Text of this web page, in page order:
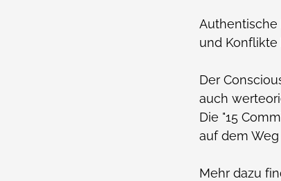
Authentische
und
Der
auch
Die "15
auf dem
Mehr dazu